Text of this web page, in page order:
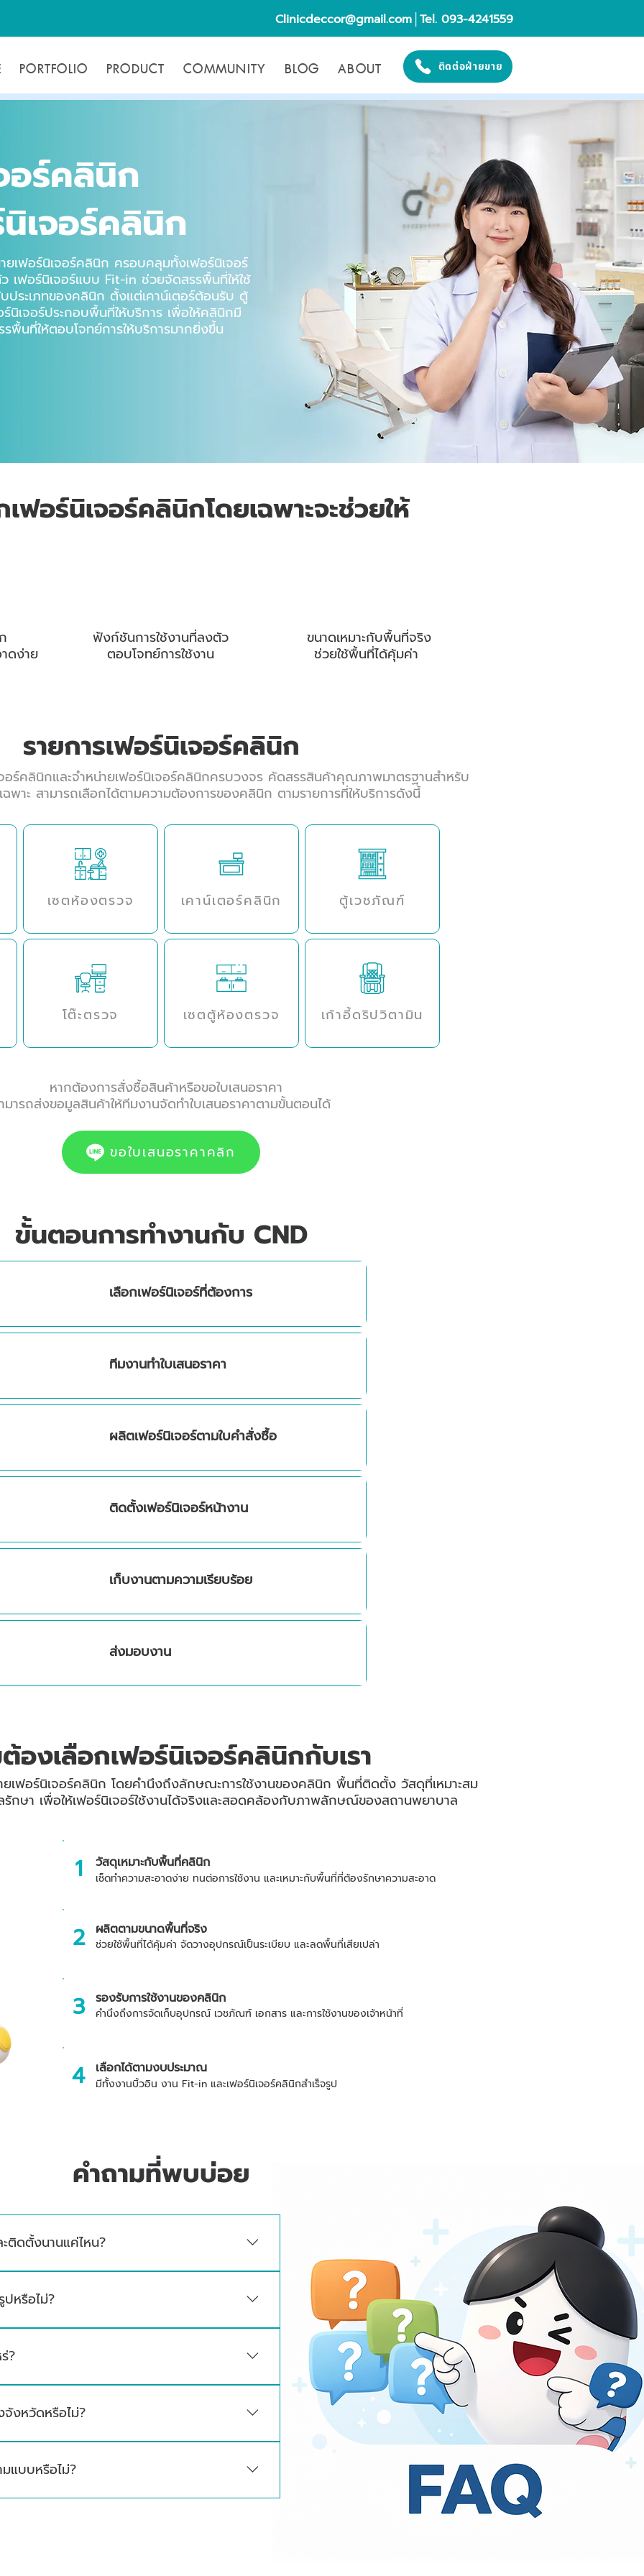
Clinicdeccor@gmail.com │Tel. 093-4241559
PORTFOLIO PRODUCT COMMUNITY BLOG ABOUT ติดต่อฝ่ายขาย
อร์คลินิก
เจอร์คลินิก
ยเฟอร์นิเจอร์คลินิก ครอบคลุมทั้งเฟอร์นิเจอร์
เฟอร์นิเจอร์แบบ Fit-in ช่วยจัดสรรพื้นที่ให้ใช้
ประเภทของคลินิก ตั้งแต่เคาน์เตอร์ต้อนรับ ตู้
นิเจอร์ประกอบพื้นที่ให้บริการ เพื่อให้คลินิกมี
พื้นที่ให้ตอบโจทย์การให้บริการมากยิ่งขึ้น
เฟอร์นิเจอร์คลินิกโดยเฉพาะจะช่วยให้
ดง่าย
ฟังก์ชันการใช้งานที่ลงตัว
ตอบโจทย์การใช้งาน
ขนาดเหมาะกับพื้นที่จริง
ช่วยใช้พื้นที่ได้คุ้มค่า
รายการเฟอร์นิเจอร์คลินิก
อร์คลินิกและจำหน่ายเฟอร์นิเจอร์คลินิกครบวงจร คัดสรรสินค้าคุณภาพมาตรฐานสำหรับ
พาะ สามารถเลือกได้ตามความต้องการของคลินิก ตามรายการที่ให้บริการดังนี้
เซตห้องตรวจ
โต๊ะตรวจ
เคาน์เตอร์คลินิก
เซตตู้ห้องตรวจ
ตู้เวชภัณฑ์
เก้าอี้ดริปวิตามิน
หากต้องการสั่งซื้อสินค้าหรือขอใบเสนอราคา
มารถส่งขอมูลสินค้าให้ทีมงานจัดทำใบเสนอราคาตามขั้นตอนได้
ขอใบเสนอราคาคลิก
ขั้นตอนการทำงานกับ CND
เลือกเฟอร์นิเจอร์ที่ต้องการ
ทีมงานทำใบเสนอราคา
ผลิตเฟอร์นิเจอร์ตามใบคำสั่งซื้อ
ติดตั้งเฟอร์นิเจอร์หน้างาน
เก็บงานตามความเรียบร้อย
ส่งมอบงาน
องเลือกเฟอร์นิเจอร์คลินิกกับเรา
ยเฟอร์นิเจอร์คลินิก โดยคำนึงถึงลักษณะการใช้งานของคลินิก พื้นที่ติดตั้ง วัสดุที่เหมาะสม
รักษา เพื่อให้เฟอร์นิเจอร์ใช้งานได้จริงและสอดคล้องกับภาพลักษณ์ของสถานพยาบาล
1 วัสดุเหมาะกับพื้นที่คลินิก
เช็ดทำความสะอาดง่าย ทนต่อการใช้งาน และเหมาะกับพื้นที่ที่ต้องรักษาความสะอาด
2 ผลิตตามขนาดพื้นที่จริง
ช่วยใช้พื้นที่ได้คุ้มค่า จัดวางอุปกรณ์เป็นระเบียบ และลดพื้นที่เสียเปล่า
3 รองรับการใช้งานของคลินิก
คำนึงถึงการจัดเก็บอุปกรณ์ เวชภัณฑ์ เอกสาร และการใช้งานของเจ้าหน้าที่
4 เลือกได้ตามงบประมาณ
มีทั้งงานบิ้วอิน งาน Fit-in และเฟอร์นิเจอร์คลินิกสำเร็จรูป
คำถามที่พบบ่อย
ะติดตั้งนานแค่ไหน?
ปหรือไม่?
?
งหวัดหรือไม่?
แบบหรือไม่?